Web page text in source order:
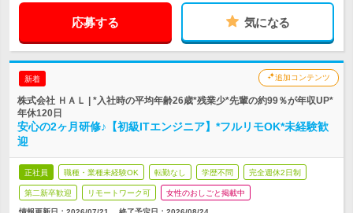
応募する 気になる
新着 追加コンテンツ
株式会社 ＨＡＬ | *入社時の平均年齢26歳*残業少*先輩の約99％が年収UP*
年休120日
安心の2ヶ月研修♪【初級ITエンジニア】*フルリモOK*未経験歓
迎
正社員 職種・業種未経験OK 転勤なし 学歴不問 完全週休2日制
第二新卒歓迎 リモートワーク可 女性のおしごと掲載中